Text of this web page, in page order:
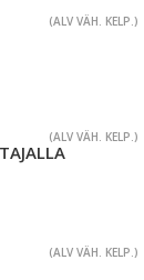
(ALV VÄH. KELP.)
(ALV VÄH. KELP.)
(ALV VÄH. KELP.)